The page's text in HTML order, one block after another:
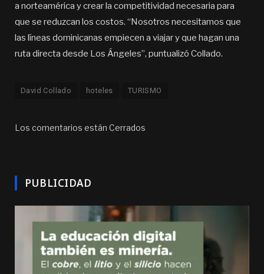
a norteamérica y crear la competitividad necesaria para
que se reduzcan los costos. “Nosotros necesitamos que
las líneas dominicanas empiecen a viajar y que hagan una
ruta directa desde Los Ángeles”, puntualizó Collado.
David Collado hoteles TURISMO
Los comentarios están Cerrados
PUBLICIDAD